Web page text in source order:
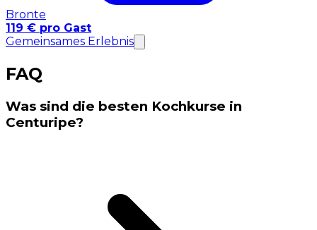
Bronte
119 € pro Gast
Gemeinsames Erlebnis
FAQ
Was sind die besten Kochkurse in
Centuripe?